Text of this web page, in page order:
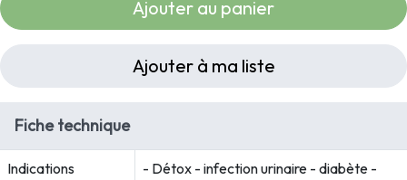
Ajouter au panier
Ajouter à ma liste
Fiche technique
Indications
- Détox - infection urinaire - diabète -